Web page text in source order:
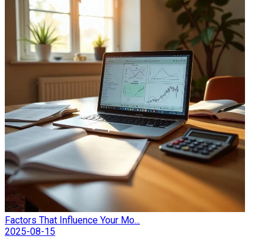
Factors That Influence Your Mo...
2025-08-15